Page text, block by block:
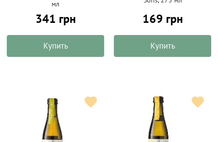
мл
341 грн
Купить
169 грн
Купить